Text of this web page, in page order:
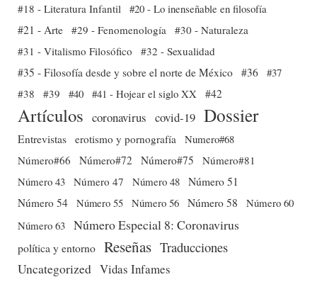
#18 - Literatura Infantil #20 - Lo inenseñable en filosofía
#21 - Arte #29 - Fenomenología #30 - Naturaleza
#31 - Vitalismo Filosófico
#32 - Sexualidad
#35 - Filosofía desde y sobre el norte de México #36 #37
#38
#39 #40 #41 - Hojear el siglo XX #42
Artículos coronavirus covid-19 Dossier
Entrevistas erotismo y pornografía Numero#68
Número#66
Número#72 Número#75
Número#81
Número 43 Número 47 Número 48 Número 51
Número 54 Número 55 Número 56 Número 58
Número 60
Número 63 Número Especial 8: Coronavirus
política y entorno Reseñas Traducciones
Uncategorized Vidas Infames